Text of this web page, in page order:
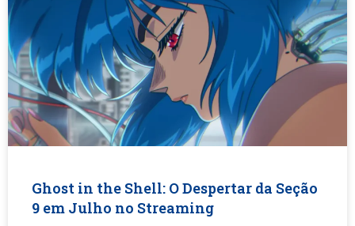
Ghost in the Shell: O Despertar da Seção
9 em Julho no Streaming